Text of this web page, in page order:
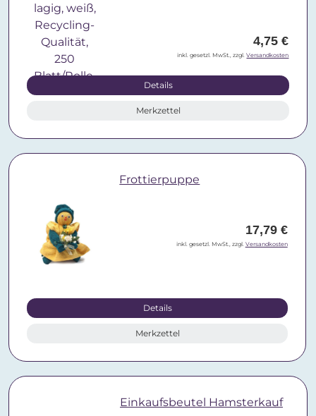
4,75 €
inkl. gesetzl. MwSt., zzgl.Versandkosten
Details
Merkzettel
Frottierpuppe
17,79 €
inkl. gesetzl. MwSt., zzgl. Versandkosten
Details
Merkzettel
Einkaufsbeutel Hamsterkauf